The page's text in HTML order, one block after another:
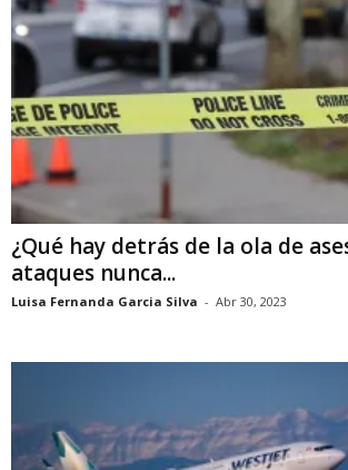
¿Qué hay detrás de la ola de
ataques nunca...
Luisa Fernanda Garcia Silva - Abr 30, 2023